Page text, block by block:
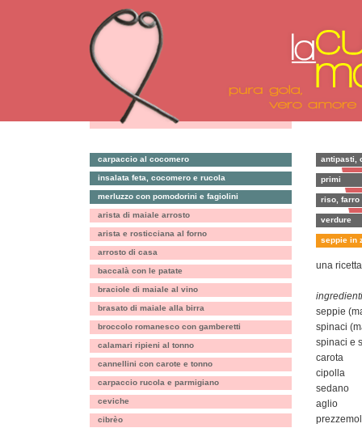
antipasti,
primi
riso, farro
verdure
carpaccio al cocomero
insalata feta, cocomero e rucola
merluzzo con pomodorini e fagiolini
arista di maiale arrosto
arista e rosticciana al forno
arrosto di casa
baccalà con le patate
braciole di maiale al vino
brasato di maiale alla birra
broccolo romanesco con gamberetti
calamari ripieni al tonno
cannellini con carote e tonno
carpaccio rucola e parmigiano
ceviche
cibrèo
seppie in
una
seppie
spinaci
spinaci e
carota
cipolla
sedano
aglio